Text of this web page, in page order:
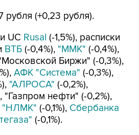
рубля (+0,23 рубля).
UC Rusal (-1,5%), расписки
ВТБ (-0,4%), "ММК" (-0,4%),
Биржи" (-0,3%),
АФК "Система" (-0,3%),
"АЛРОСА" (-0,2%),
"Газпром нефти" (-0,2%),
"НЛМК" (-0,1%), Сбербанка
(-0,1%).